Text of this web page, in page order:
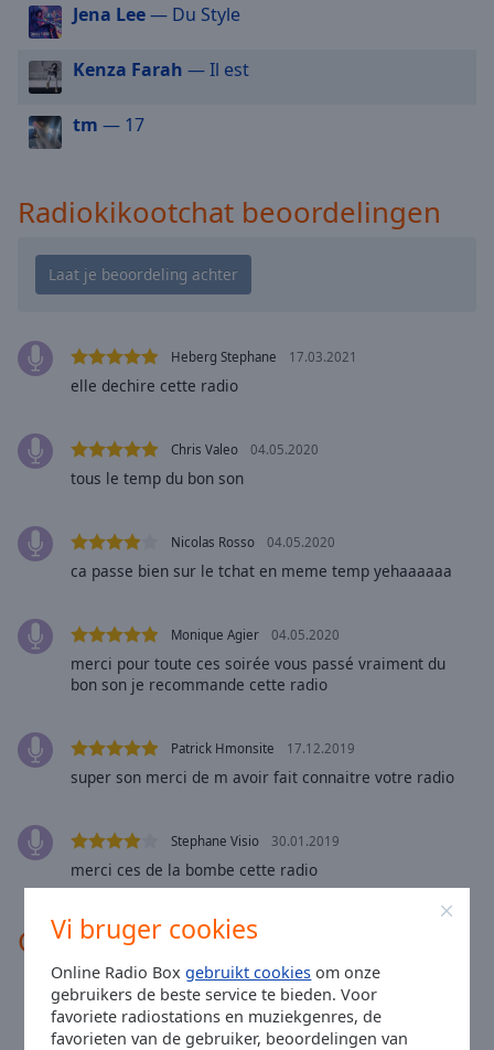
Vi bruger cookies
Online Radio Boxgebruikt cookies om onze
gebruikers de beste service te bieden. Voor
favoriete radiostations en muziekgenres, de
favorieten van de gebruiker, beoordelingen van
Escape
cancel
and
close
Text
Opacity
Text
Background
Caption
Area
Color
Font
Size
Text
Edge
Font
Family
Jena Lee— Du Style
Kenza Farah — Il est
tm — 17
Radiokikootchat beoordelingen
Heberg Stephane 17.03.2021
elle dechire cette radio
Chris Valeo 04.05.2020
tous le temp du bon son
Nicolas Rosso 04.05.2020
ca passe bien sur le tchat en meme temp yehaaaaaa
Monique Agier 04.05.2020
merci pour toute ces soirée vous passé vraiment du
bon son je recommande cette radio
Patrick Hmonsite 17.12.2019
super son merci de m avoir fait connaitre votre radio
Stephane Visio 30.01.2019
merci ces de la bombe cette radio
Contacten
Site:
kikootchat.com
Email: contact@kikootchat.com